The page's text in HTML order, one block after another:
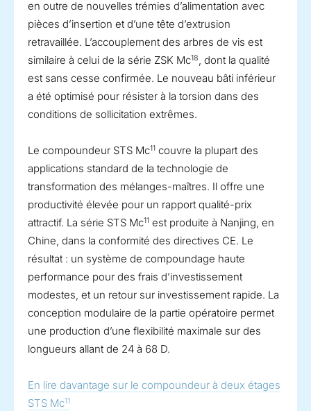
en outre de nouvelles trémies d’alimentation avec
pièces d’insertion et d’une tête d’extrusion
retravaillée. L’accouplement des arbres de vis est
similaire à celui de la série ZSK Mc18, dont la qualité
est sans cesse confirmée. Le nouveau bâti inférieur
a été optimisé pour résister à la torsion dans des
conditions de sollicitation extrêmes.
Le compoundeur STS Mc11 couvre la plupart des
applications standard de la technologie de
transformation des mélanges-maîtres. Il offre une
productivité élevée pour un rapport qualité-prix
attractif. La série STS Mc11 est produite à Nanjing, en
Chine, dans la conformité des directives CE. Le
résultat : un système de compoundage haute
performance pour des frais d’investissement
modestes, et un retour sur investissement rapide. La
conception modulaire de la partie opératoire permet
une production d’une flexibilité maximale sur des
longueurs allant de 24 à 68 D.
En lire davantage sur le compoundeur à deux étages
STS Mc11